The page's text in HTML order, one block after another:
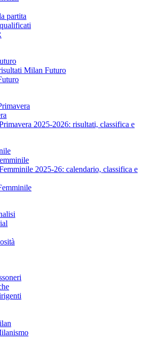
partita
Milan Futuro
2025-2026: risultati, classifica e
2025-26: calendario, classifica e